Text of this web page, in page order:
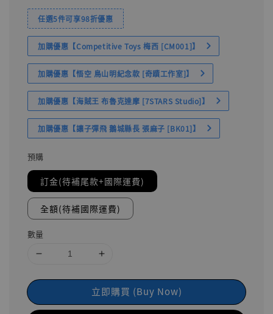
任選5件可享98折優惠
加購優惠【Competitive Toys 梅西 [CM001]】
加購優惠【悟空 鳥山明紀念款 [奇蹟工作室]】
加購優惠【海賊王 布魯克達摩 [7STARS Studio]】
加購優惠【讓子彈飛 鵝城縣長 張麻子 [BK01]】
預購
訂金(待補尾款+國際運費)
全額(待補國際運費)
數量
立即購買 (Buy Now)